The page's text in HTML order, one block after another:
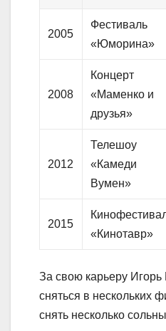
2005
Фестиваль
«Юморина»
2008
Концерт
«Маменко и
друзья»
2012
Телешоу
«Камеди
Вумен»
2015
«Кинотавр»
За свою карьеру
сняться в нескольких
снять несколько